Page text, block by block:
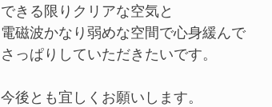
できる限りクリアな空気と
電磁波かなり弱めな空間で心身緩んで
さっぱりしていただきたいです。
今後とも宜しくお願いします。